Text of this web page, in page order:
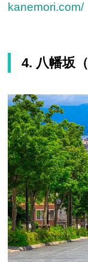
kanemori.com/
4. 八幡坂